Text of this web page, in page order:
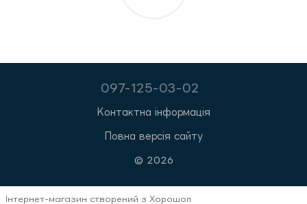
097-125-03-02
Контактна інформація
Повна версія сайту
© 2026
Інтернет-магазин створений з Хорошоп